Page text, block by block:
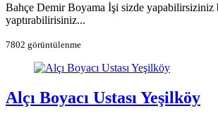
Bahçe Demir Boyama İşi sizde yapabilirsiziniz
yaptırabilirisiniz...
7802 görüntülenme
Alçı Boyacı Ustası Yeşilköy